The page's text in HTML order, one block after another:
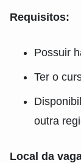
Requisitos:
Possuir
Ter o
outra
Local da